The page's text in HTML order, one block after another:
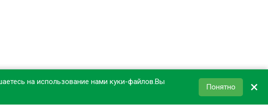
удобнее!
на использование нами куки-файлов.Вы
Понятно ×